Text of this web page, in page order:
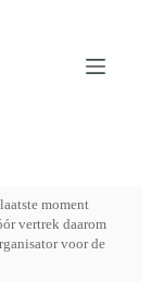
moment
vertrek daarom
voor de